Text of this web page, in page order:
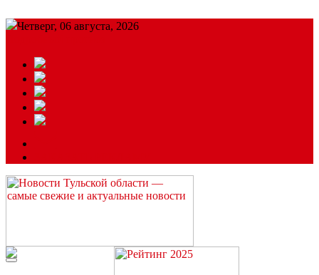
Четверг, 06 августа, 2026
Читайте последние новости дня в Тульской области на сайте
“ЗаНовомосковск”